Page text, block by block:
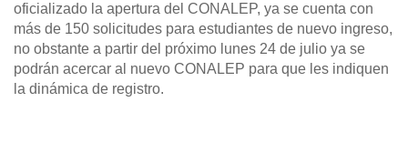
oficializado la apertura del CONALEP, ya se cuenta con
más de 150 solicitudes para estudiantes de nuevo ingreso,
no obstante a partir del próximo lunes 24 de julio ya se
podrán acercar al nuevo CONALEP para que les indiquen
la dinámica de registro.